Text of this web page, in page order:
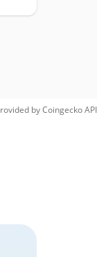
byCoingeckoAPI